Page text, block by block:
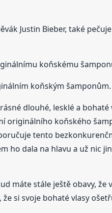
Justin Bieber, také
koňskému
koňským šamponům.
dlouhé, lesklé a
originálního koňského
tento
ho dala na hlavu a už nic
stále ještě obavy, že
si svoje bohaté vlasy